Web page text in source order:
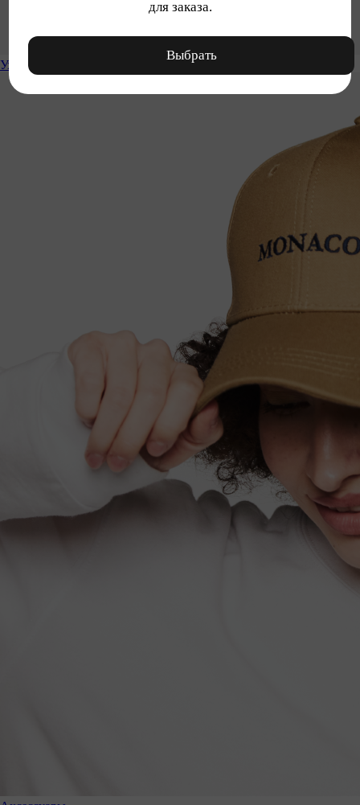
Уход
для заказа.
Выбрать